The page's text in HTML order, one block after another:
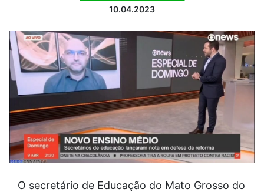
10.04.2023
O secretário de Educação do Mato Grosso do